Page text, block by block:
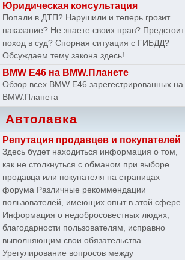
Юридическая консультация
Попали в ДТП? Нарушили и теперь грозит
наказание? Не знаете своих прав? Предстоит
поход в суд? Спорная ситуация с ГИБДД?
Обсуждаем тему закона здесь!
BMW E46 на BMW.Планете
Обзор всех BMW E46 зарегестрированных на
BMW.Планета
Автолавка
Репутация продавцев и покупателей
Здесь будет находиться информация о том,
как не столкнуться с обманом при выборе
продавца или покупателя на страницах
форума Различные рекоммендации
пользователей, имеющих опыт в этой сфере.
Информация о недобросовестных людях,
благодарности пользователям, исправно
выполняющим свои обязательства.
Урегулирование вопросов между